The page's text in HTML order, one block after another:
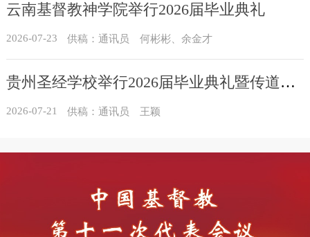
云南基督教神学院举行2026届毕业典礼
2026-07-23 供稿：通讯员 何彬彬、余金才
贵州圣经学校举行2026届毕业典礼暨传道员培训班结业典礼
2026-07-21 供稿：通讯员 王颖